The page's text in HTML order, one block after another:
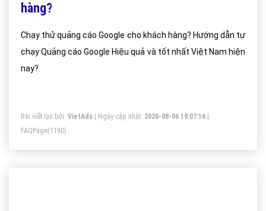
hàng?
Chạy thử quảng cáo Google cho khách hàng? Hướng dẫn tự
chạy Quảng cáo Google Hiệu quả và tốt nhất Việt Nam hiện
nay?
Bài viết tạo bởi: VietAds | Ngày cập nhật: 2026-08-06 19:07:16
FAQPage(1190)